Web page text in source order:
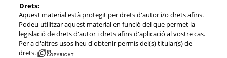
Drets:
Aquest material està protegit per drets d'autor i/o drets afins.
Podeu utilitzar aquest material en funció del que permet la
legislació de drets d'autor i drets afins d'aplicació al vostre cas.
Per a d'altres usos heu d'obtenir permís del(s) titular(s) de
drets.